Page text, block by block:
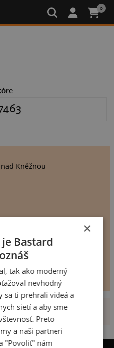
0
Kněžnou
TIOR
×
je Bastard
tak ako moderný
nevhodný
sa ti prehrali videá a
sietí a aby sme
Preto
a naši partneri
"Povoliť" nám